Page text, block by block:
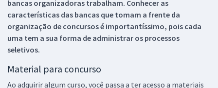
bancas organizadoras trabalham. Conhecer as
características das bancas que tomam a frente da
organização de concursos é importantíssimo, pois cada
uma tem a sua forma de administrar os processos
seletivos.
Material para concurso
Ao adquirir algum curso, você passa a ter acesso a materiais